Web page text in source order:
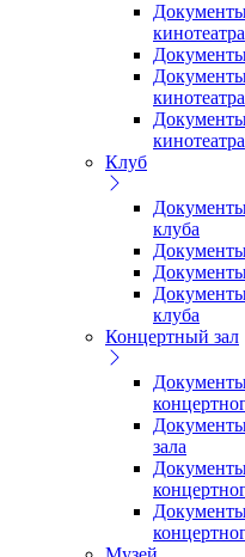
кинотеатра
Документы
кинотеатра
кинотеатра
Клуб
клуба
клуба
Концертный зал
зала